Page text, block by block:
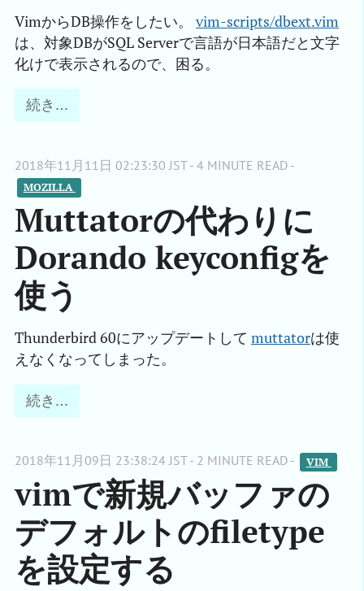
VimからDB操作をしたい。 vim-scripts/dbext.vim
は、対象DBがSQL Serverで言語が日本語だと文字
化けで表示されるので、困る。
続き…
2018年11月11日 02:23:30 JST - 4 MINUTE READ -
MOZILLA
Muttatorの代わりに
Dorando keyconfigを
使う
Thunderbird 60にアップデートして muttatorは使
えなくなってしまった。
続き…
2018年11月09日 23:38:24 JST - 2 MINUTE READ - VIM
vimで新規バッファの
デフォルトのfiletype
を設定する